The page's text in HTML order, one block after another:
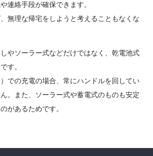
連絡手段が確保できます。
無理な帰宅をしようと考えることもなくな
やソーラー式などだけではなく、乾電池式
す。
での充電の場合、常にハンドルを回してい
。また、ソーラー式や蓄電式のものも安定
があるためです。